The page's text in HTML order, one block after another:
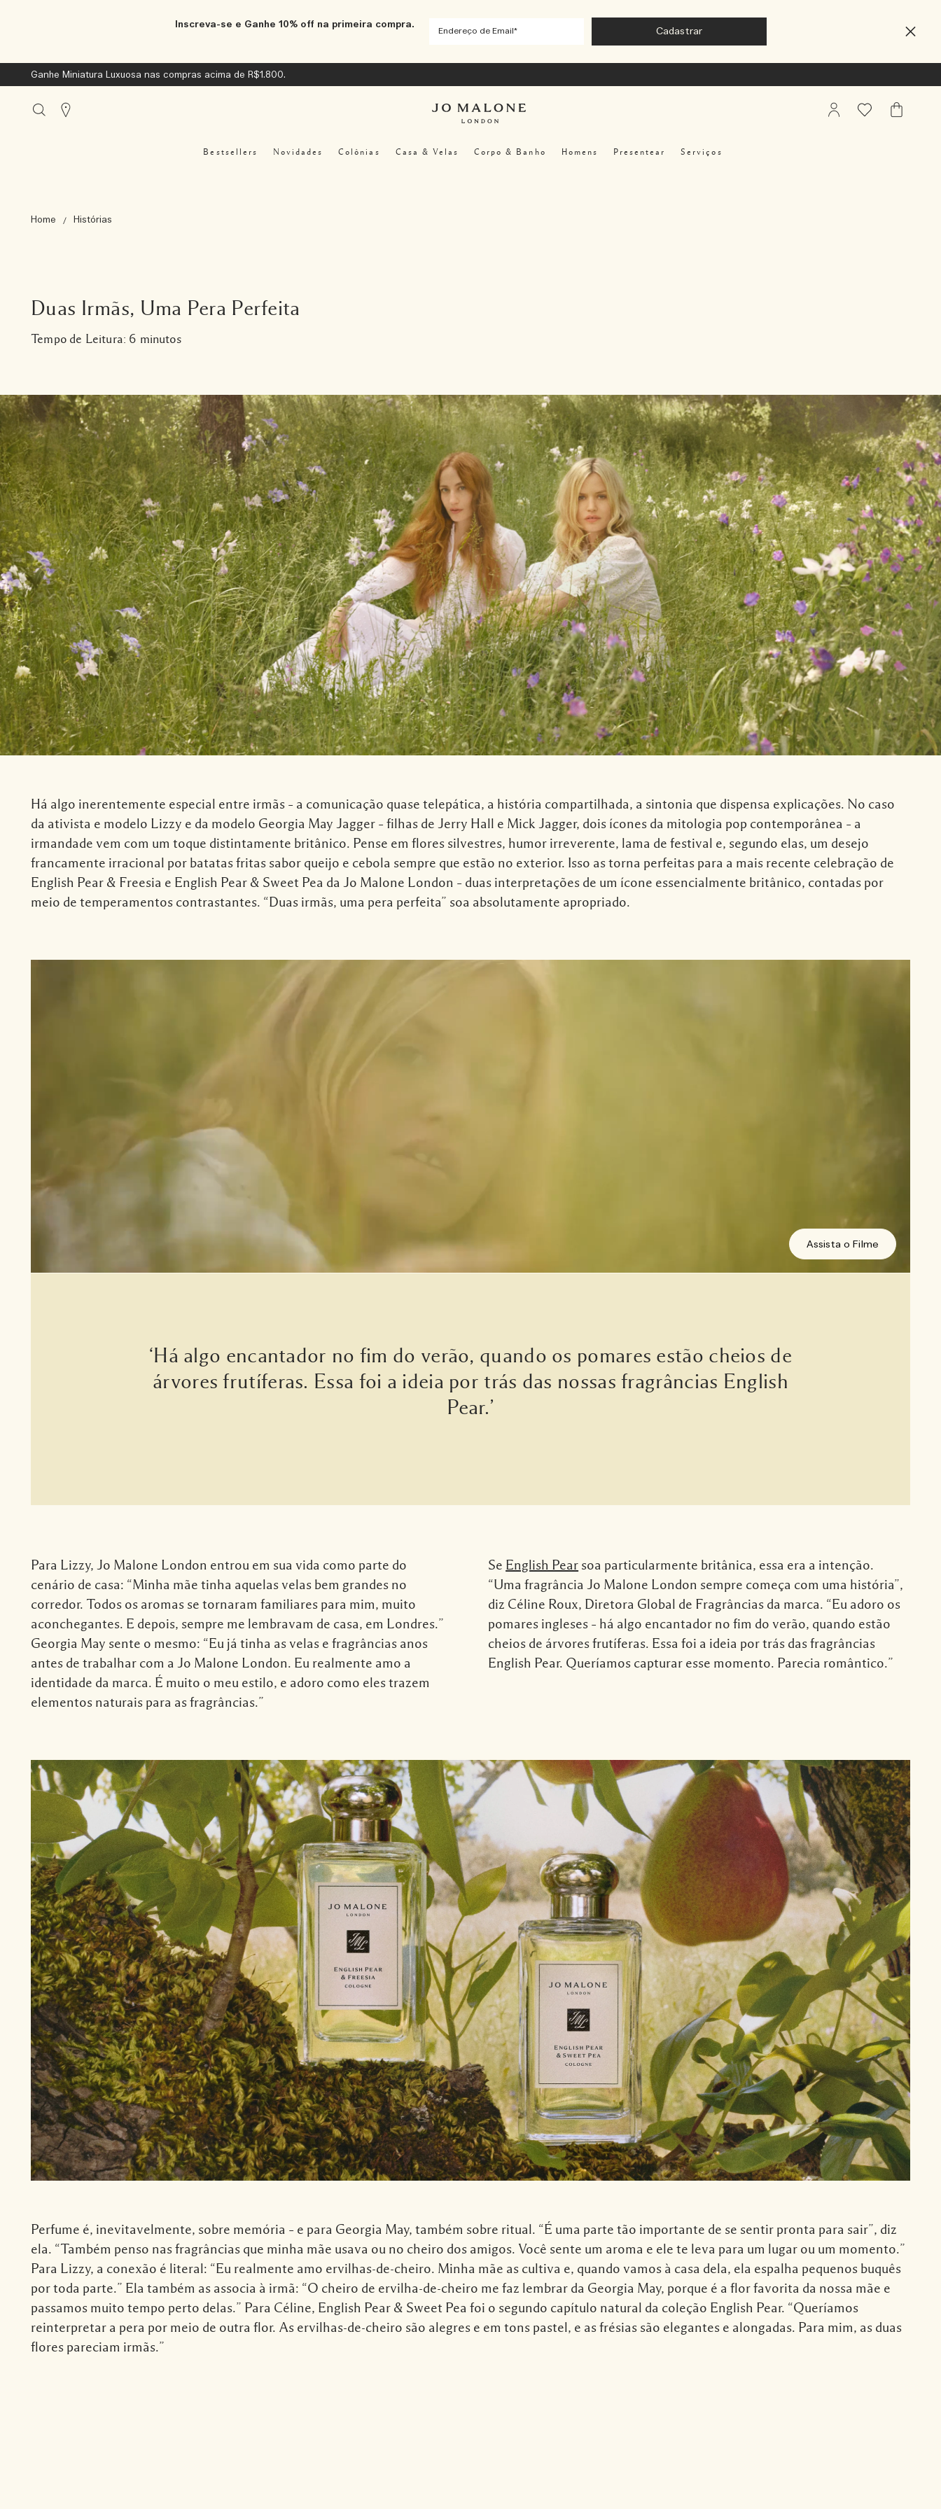
Inscreva-se e Ganhe 10% off na primeira compra.
Ganhe Miniatura Luxuosa nas compras acima de R$1.800.
Bestsellers Novidades Colônias Casa & Velas Corpo & Banho Homens Presentear Serviços
Stores
My
FavoritosMeu
Home Histórias
Duas Irmãs, Uma Pera Perfeita
Tempo de Leitura: 6 minutos
Há algo inerentemente especial entre irmãs – a comunicação quase telepática, a história compartilhada, a sintonia que dispensa explicações. No caso
da ativista e modelo Lizzy e da modelo Georgia May Jagger – filhas de Jerry Hall e Mick Jagger, dois ícones da mitologia pop contemporânea – a
irmandade vem com um toque distintamente britânico. Pense em flores silvestres, humor irreverente, lama de festival e, segundo elas, um desejo
francamente irracional por batatas fritas sabor queijo e cebola sempre que estão no exterior. Isso as torna perfeitas para a mais recente celebração de
English Pear & Freesia e English Pear & Sweet Pea da Jo Malone London – duas interpretações de um ícone essencialmente britânico, contadas por
meio de temperamentos contrastantes. “Duas irmãs, uma pera perfeita” soa absolutamente apropriado.
Assista o Filme
‘Há algo encantador no fim do verão, quando os pomares estão cheios de
árvores frutíferas. Essa foi a ideia por trás das nossas fragrâncias English
Pear.’
Para Lizzy, Jo Malone London entrou em sua vida como parte do
cenário de casa: “Minha mãe tinha aquelas velas bem grandes no
corredor. Todos os aromas se tornaram familiares para mim, muito
aconchegantes. E depois, sempre me lembravam de casa, em Londres.”
Georgia May sente o mesmo: “Eu já tinha as velas e fragrâncias anos
antes de trabalhar com a Jo Malone London. Eu realmente amo a
identidade da marca. É muito o meu estilo, e adoro como eles trazem
elementos naturais para as fragrâncias.”
Se English Pear soa particularmente britânica, essa era a intenção.
“Uma fragrância Jo Malone London sempre começa com uma história”,
diz Céline Roux, Diretora Global de Fragrâncias da marca. “Eu adoro os
pomares ingleses – há algo encantador no fim do verão, quando estão
cheios de árvores frutíferas. Essa foi a ideia por trás das fragrâncias
English Pear. Queríamos capturar esse momento. Parecia romântico.”
Perfume é, inevitavelmente, sobre memória – e para Georgia May, também sobre ritual. “É uma parte tão importante de se sentir pronta para sair”, diz
ela. “Também penso nas fragrâncias que minha mãe usava ou no cheiro dos amigos. Você sente um aroma e ele te leva para um lugar ou um momento.”
Para Lizzy, a conexão é literal: “Eu realmente amo ervilhas-de-cheiro. Minha mãe as cultiva e, quando vamos à casa dela, ela espalha pequenos buquês
por toda parte.” Ela também as associa à irmã: “O cheiro de ervilha-de-cheiro me faz lembrar da Georgia May, porque é a flor favorita da nossa mãe e
passamos muito tempo perto delas.” Para Céline, English Pear & Sweet Pea foi o segundo capítulo natural da coleção English Pear. “Queríamos
reinterpretar a pera por meio de outra flor. As ervilhas-de-cheiro são alegres e em tons pastel, e as frésias são elegantes e alongadas. Para mim, as duas
flores pareciam irmãs.”